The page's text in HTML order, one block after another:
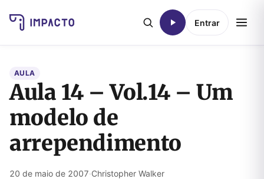
Entrar
AULA
Aula 14 – Vol.14 – Um
modelo de
arrependimento
20 de maio de 2007·Christopher Walker